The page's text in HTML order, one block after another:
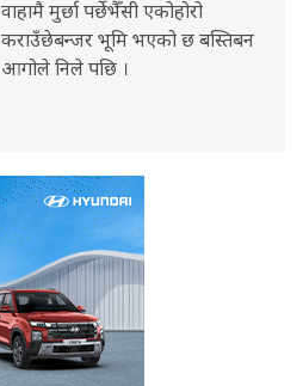
वाहामै मुर्छा पर्छेभैँसी एकोहोरो
कराउँछेबन्जर भूमि भएको छ बस्तिबन
आगोले निले पछि ।